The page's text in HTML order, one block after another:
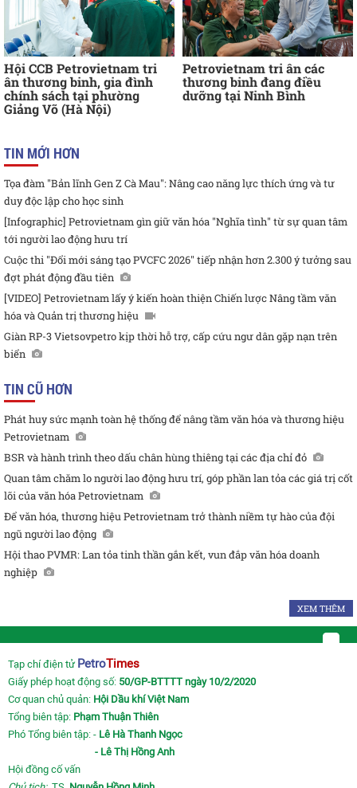
Hội CCB Petrovietnam tri
ân thương binh, gia đình
chính sách tại phường
Giảng Võ (Hà Nội)
Petrovietnam tri ân các
thương binh đang điều
dưỡng tại Ninh Bình
TIN MỚI HƠN
Tọa đàm "Bản lĩnh Gen Z Cà Mau": Nâng cao năng lực thích ứng và tư
duy độc lập cho học sinh
[Infographic] Petrovietnam gìn giữ văn hóa "Nghĩa tình" từ sự quan tâm
tới người lao động hưu trí
Cuộc thi "Đổi mới sáng tạo PVCFC 2026" tiếp nhận hơn 2.300 ý tưởng sau
đợt phát động đầu tiên
[VIDEO] Petrovietnam lấy ý kiến hoàn thiện Chiến lược Nâng tầm văn
hóa và Quản trị thương hiệu
Giàn RP-3 Vietsovpetro kịp thời hỗ trợ, cấp cứu ngư dân gặp nạn trên
biển
TIN CŨ HƠN
Phát huy sức mạnh toàn hệ thống để nâng tầm văn hóa và thương hiệu
Petrovietnam
BSR và hành trình theo dấu chân hùng thiêng tại các địa chỉ đỏ
Quan tâm chăm lo người lao động hưu trí, góp phần lan tỏa các giá trị cốt
lõi của văn hóa Petrovietnam
Để văn hóa, thương hiệu Petrovietnam trở thành niềm tự hào của đội
ngũ người lao động
Hội thao PVMR: Lan tỏa tinh thần gắn kết, vun đắp văn hóa doanh
nghiệp
XEM THÊM
Tạp chí điện tử PetroTimes
Giấy phép hoạt động số: 50/GP-BTTTT ngày 10/2/2020
Cơ quan chủ quản: Hội Dầu khí Việt Nam
Tổng biên tập: Phạm Thuận Thiên
Phó Tổng biên tập: - Lê Hà Thanh Ngọc
- Lê Thị Hồng Anh
Hội đồng cố vấn